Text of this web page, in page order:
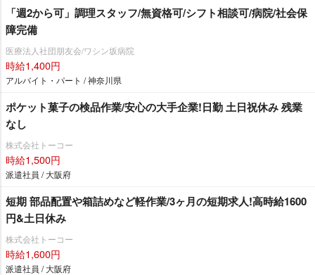
「週2から可」調理スタッフ/無資格可/シフト相談可/病院/社会保
障完備
医療法人社団朋友会/ワシン坂病院
時給1,400円
アルバイト・パート / 神奈川県
ポケット菓子の検品作業/安心の大手企業!日勤 土日祝休み 残業
なし
株式会社トーコー
時給1,500円
派遣社員 / 大阪府
短期 部品配置や箱詰めなど軽作業/3ヶ月の短期求人!高時給1600
円&土日休み
株式会社トーコー
時給1,600円
派遣社員 / 大阪府